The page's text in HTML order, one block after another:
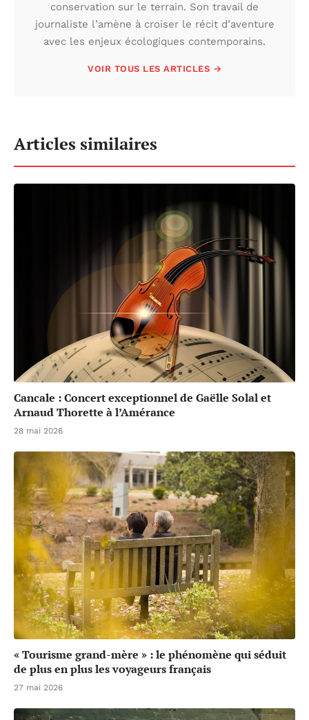
conservation sur le terrain. Son travail de
journaliste l’amène à croiser le récit d’aventure
avec les enjeux écologiques contemporains.
VOIR TOUS LES ARTICLES →
Articles similaires
Cancale : Concert exceptionnel de Gaëlle Solal et
Arnaud Thorette à l’Amérance
28 mai 2026
« Tourisme grand-mère » : le phénomène qui séduit
de plus en plus les voyageurs français
27 mai 2026